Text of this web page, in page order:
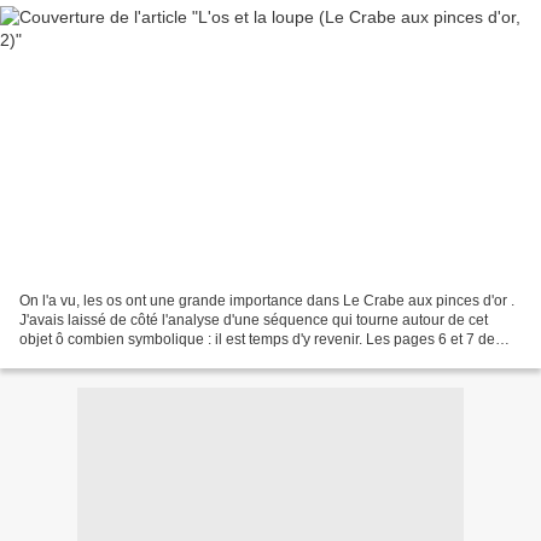
On l'a vu, les os ont une grande importance dans Le Crabe aux pinces d'or .
J'avais laissé de côté l'analyse d'une séquence qui tourne autour de cet
objet ô combien symbolique : il est temps d'y revenir. Les pages 6 et 7 de